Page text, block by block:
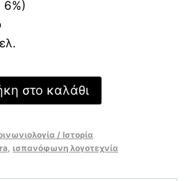
στο καλάθι
/ Ιστορία
ισπανόφωνη λογοτεχνία